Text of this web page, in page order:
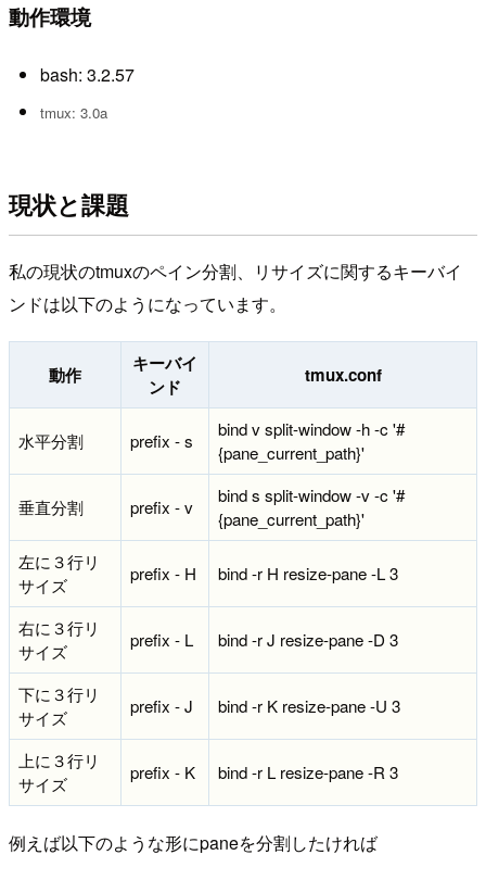
動作環境
bash: 3.2.57
tmux: 3.0a
現状と課題
私の現状のtmuxのペイン分割、リサイズに関するキーバイ
ンドは以下のようになっています。
動作
キーバイ
ンド
tmux.conf
水平分割 prefix - s
bind v split-window -h -c '#
{pane_current_path}'
垂直分割 prefix - v
bind s split-window -v -c '#
{pane_current_path}'
左に３行リ
サイズ
prefix - H bind -r H resize-pane -L 3
右に３行リ
サイズ
prefix - L bind -r J resize-pane -D 3
下に３行リ
サイズ
prefix - J bind -r K resize-pane -U 3
上に３行リ
サイズ
prefix - K bind -r L resize-pane -R 3
例えば以下のような形にpaneを分割したければ